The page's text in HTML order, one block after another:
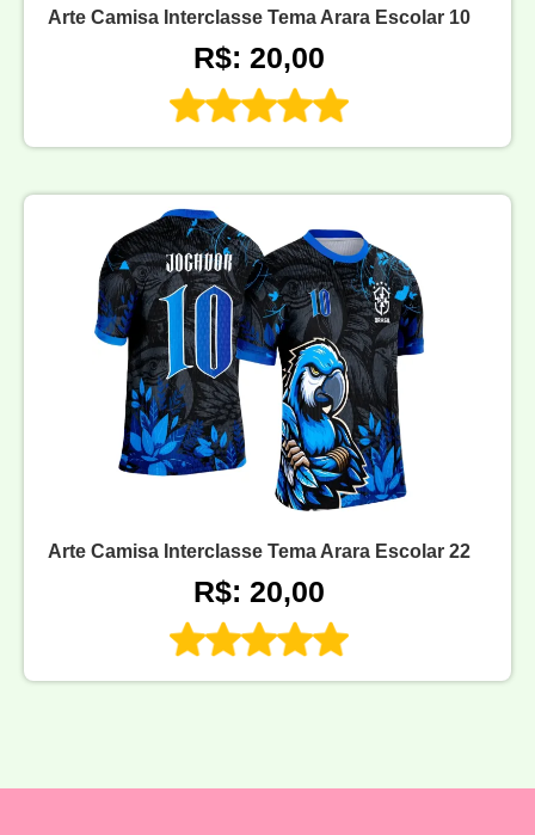
Arte Camisa Interclasse Tema Arara Escolar 10
R$: 20,00
Arte Camisa Interclasse Tema Arara Escolar 22
R$: 20,00